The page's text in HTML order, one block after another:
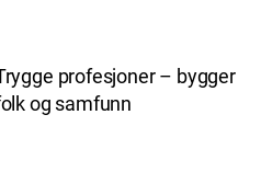
profesjoner – bygger
og samfunn